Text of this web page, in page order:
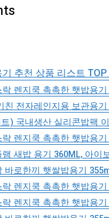
추천 상품 리스트
렌지쿡 촉촉한 햇밥용
친 전자레인지용 보관용
) 국내생산 실리콘밥팩
렌지쿡 촉촉한 햇밥용
새밥 용기 360ML, 아이
바로한끼 햇쌀밥용기
렌지쿡 촉촉한 햇밥용
렌지쿡 촉촉한 햇밥용